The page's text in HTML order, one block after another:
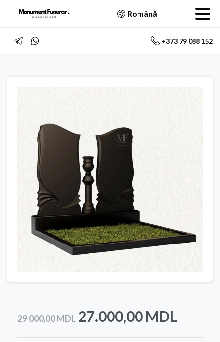
Română
+373 79 088 152
29.000,00MDL Prețul
inițial
27.000,00MDL
curent